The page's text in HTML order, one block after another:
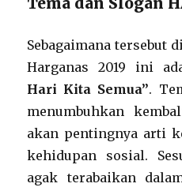
Sebagaimana tersebut
Harganas 2019 ini
Hari Kita Semua”.
menumbuhkan
akan pentingnya arti
kehidupan sosial.
agak terabaikan